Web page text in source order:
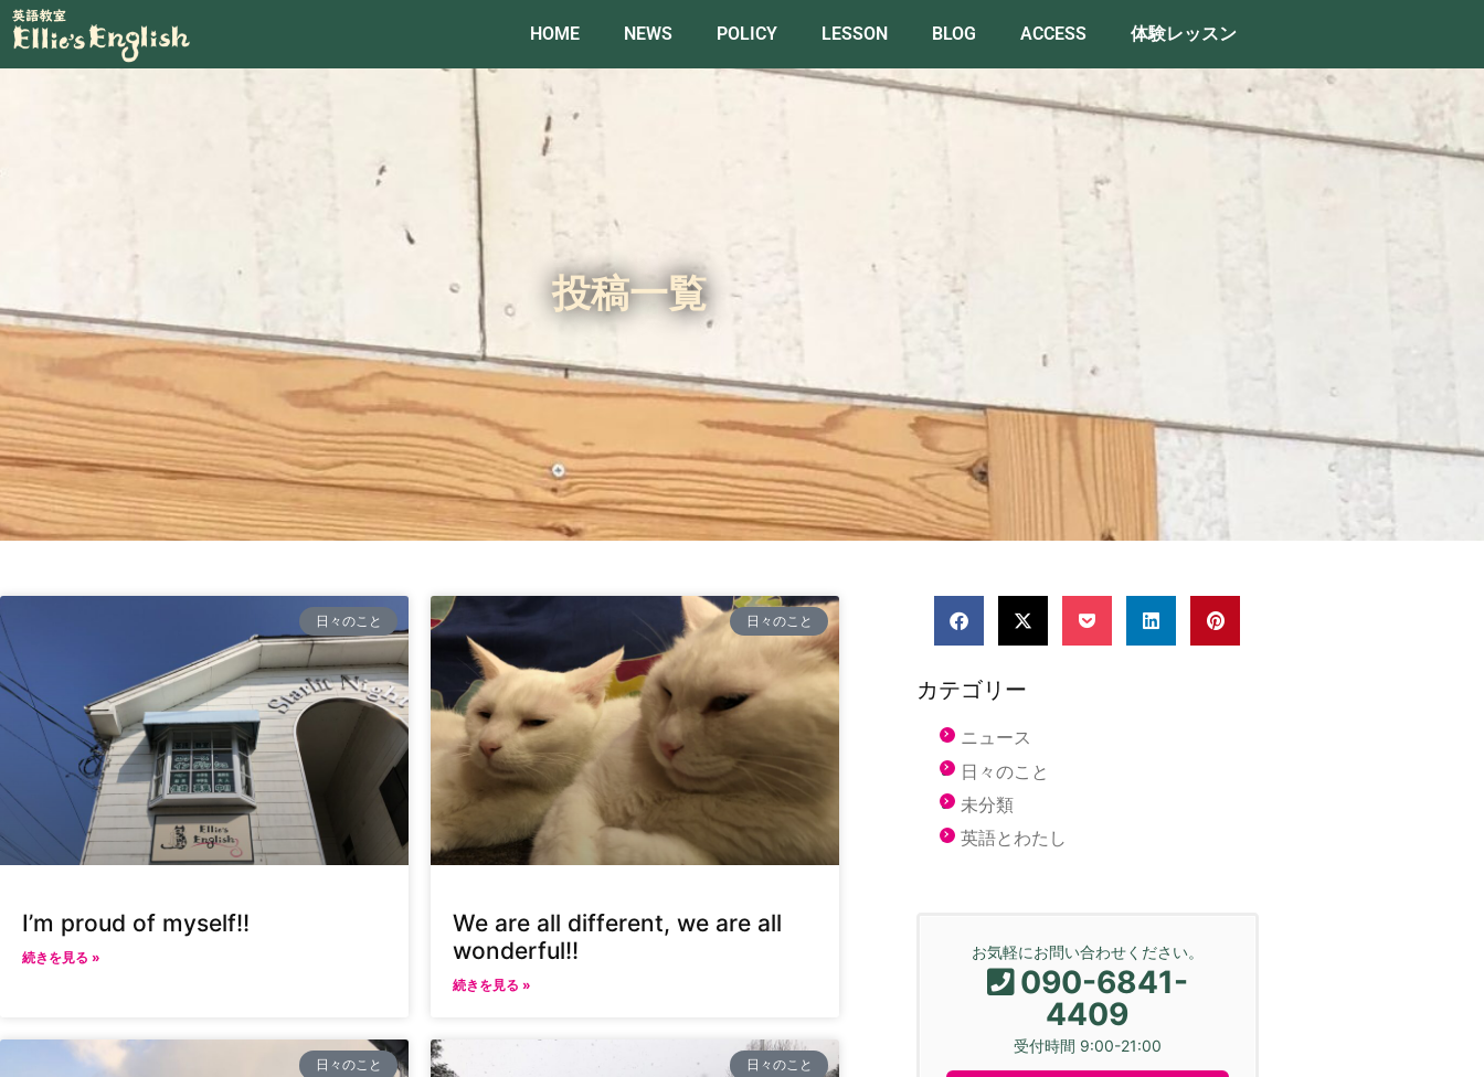
HOME NEWS POLICY LESSON BLOG ACCESS 体験レッスン
投稿一覧
日々のこと
I’m proud of myself!!
続きを見る »
日々のこと
We are all different, we are all
wonderful!!
続きを見る »
日々のこと 日々のこと
カテゴリー
ニュース
日々のこと
未分類
英語とわたし
お気軽にお問い合わせください。
090-6841-
4409
受付時間 9:00-21:00